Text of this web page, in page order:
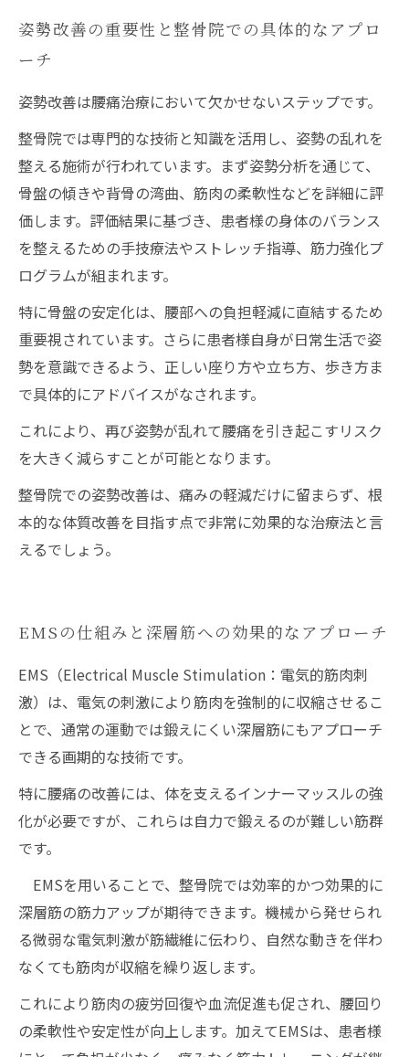
姿勢改善の重要性と整骨院での具体的なアプロ
ーチ
姿勢改善は腰痛治療において欠かせないステップです。
整骨院では専門的な技術と知識を活用し、姿勢の乱れを
整える施術が行われています。まず姿勢分析を通じて、
骨盤の傾きや背骨の湾曲、筋肉の柔軟性などを詳細に評
価します。評価結果に基づき、患者様の身体のバランス
を整えるための手技療法やストレッチ指導、筋力強化プ
ログラムが組まれます。
特に骨盤の安定化は、腰部への負担軽減に直結するため
重要視されています。さらに患者様自身が日常生活で姿
勢を意識できるよう、正しい座り方や立ち方、歩き方ま
で具体的にアドバイスがなされます。
これにより、再び姿勢が乱れて腰痛を引き起こすリスク
を大きく減らすことが可能となります。
整骨院での姿勢改善は、痛みの軽減だけに留まらず、根
本的な体質改善を目指す点で非常に効果的な治療法と言
えるでしょう。
EMSの仕組みと深層筋への効果的なアプローチ
EMS（Electrical Muscle Stimulation：電気的筋肉刺
激）は、電気の刺激により筋肉を強制的に収縮させるこ
とで、通常の運動では鍛えにくい深層筋にもアプローチ
できる画期的な技術です。
特に腰痛の改善には、体を支えるインナーマッスルの強
化が必要ですが、これらは自力で鍛えるのが難しい筋群
です。
EMSを用いることで、整骨院では効率的かつ効果的に
深層筋の筋力アップが期待できます。機械から発せられ
る微弱な電気刺激が筋繊維に伝わり、自然な動きを伴わ
なくても筋肉が収縮を繰り返します。
これにより筋肉の疲労回復や血流促進も促され、腰回り
の柔軟性や安定性が向上します。加えてEMSは、患者様